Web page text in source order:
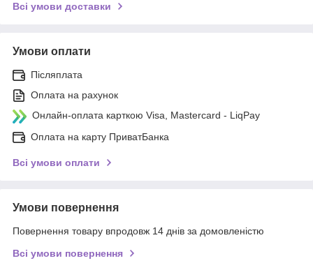
Всі умови доставки
Умови оплати
Післяплата
Оплата на рахунок
Онлайн-оплата карткою Visa, Mastercard - LiqPay
Оплата на карту ПриватБанка
Всі умови оплати
Умови повернення
Повернення товару впродовж 14 днів за домовленістю
Всі умови повернення